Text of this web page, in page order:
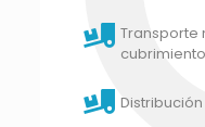
Transporte